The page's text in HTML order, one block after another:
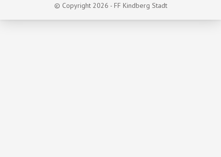
© Copyright 2026 - FF Kindberg Stadt